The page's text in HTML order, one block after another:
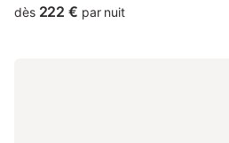
WiFi and free private parking.
dès 222 € par nuit